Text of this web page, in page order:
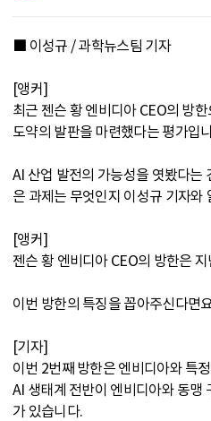
■ 이성규 / 과학뉴스팀 기자
[앵커]
최근 젠슨 황 엔비디아 CEO의 방
도약의 발판을 마련했다는 평가입
AI 산업 발전의 가능성을 엿봤다는
은 과제는 무엇인지 이성규 기자와
[앵커]
젠슨 황 엔비디아 CEO의 방한은
이번 방한의 특징을 꼽아주신다면
[기자]
이번 2번째 방한은 엔비디아와 특
AI 생태계 전반이 엔비디아와 동맹
가 있습니다.